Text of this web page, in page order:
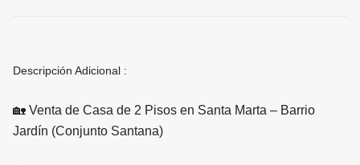
Descripción Adicional :
🏡 Venta de Casa de 2 Pisos en Santa Marta – Barrio
Jardín (Conjunto Santana)